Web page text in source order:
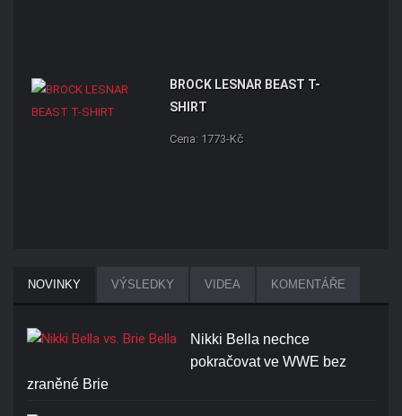
BROCK LESNAR BEAST T-
SHIRT
Cena: 1773-Kč
NOVINKY VÝSLEDKY VIDEA KOMENTÁŘE
Nikki Bella nechce
pokračovat ve WWE bez
zraněné Brie